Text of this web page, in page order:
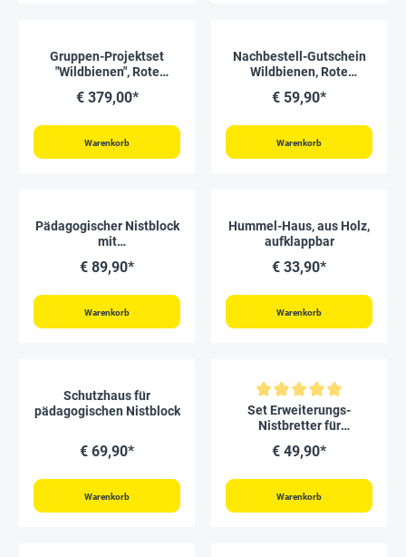
Gruppen-Projektset
"Wildbienen", Rote
€ 379,00*
Warenkorb
Nachbestell-Gutschein
Wildbienen, Rote
Kokons
€ 59,90*
Warenkorb
Pädagogischer Nistblock
mit
4-tlg.
€ 89,90*
Warenkorb
Hummel-Haus, aus Holz,
aufklappbar
€ 33,90*
Warenkorb
Schutzhaus für
pädagogischen Nistblock
€ 69,90*
Warenkorb
Durchschnittliche Bewertung
Set Erweiterungs-
Nistbretter für
Nistblock, 8 Stück
€ 49,90*
Warenkorb